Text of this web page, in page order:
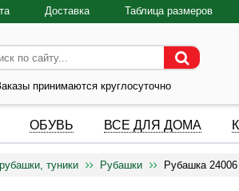
Доставка Таблица размеров
принимаются круглосуточно
ОБУВЬ ВСЕ ДЛЯ ДОМА
туники Рубашки Рубашка 24006